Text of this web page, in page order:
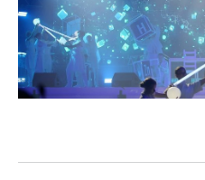
НЕФТЕХИМИЯ
НЕФТЬ
ОПК
РОЗНИЧНАЯ ТОРГОВЛЯ
ТРАНСПОРТ
НОВОСТИ ТЕХНОЛОГИЙ
IT
ТЕЛЕКОММУНИКАЦИИ
МЕРОПРИЯТИЯ
НОВОСТИ МЕРОПРИЯТИЙ
БИЗНЕС-БРАНЧИ
СПОРТ
ФУТБОЛ
НОВОСТИ ОБЩЕСТВА
ФОТОГАЛЕРЕЯ